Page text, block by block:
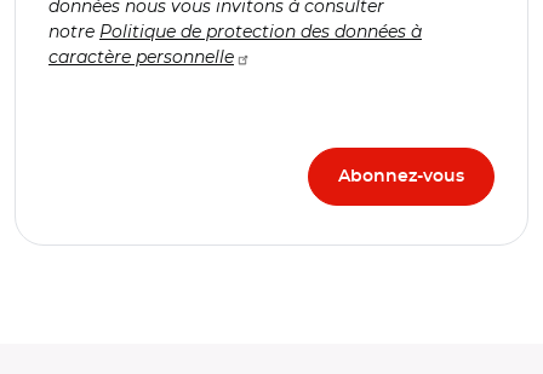
données nous vous invitons à consulter
notre Politique de protection des données à
caractère personnelle